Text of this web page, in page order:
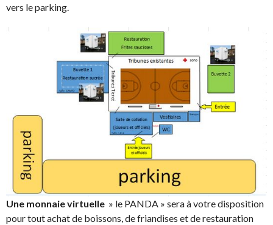
vers le parking.
Une monnaie virtuelle » le PANDA » sera à votre disposition
pour tout achat de boissons, de friandises et de restauration